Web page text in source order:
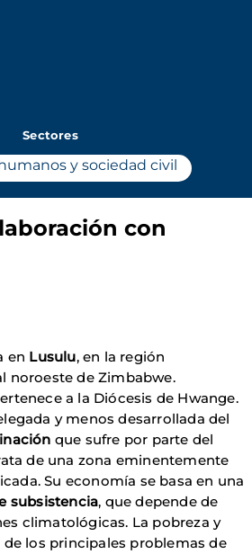
Sectores
y sociedad civil
con
en Lusulu, en la región
noroeste de Zimbabwe.
a la Diócesis de Hwange.
y menos desarrollada del
que sufre por parte del
de una zona eminentemente
Su economía se basa en una
subsistencia, que depende de
climatológicas. La pobreza y
los principales problemas de